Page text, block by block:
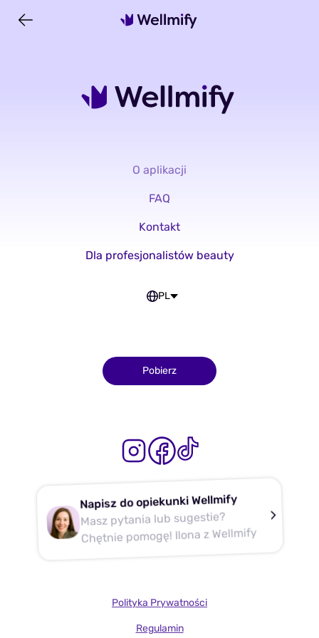
O aplikacji
FAQ
Kontakt
Dla profesjonalistów beauty
PL
Pobierz
Napisz do opiekunki Wellmify
Masz pytania lub sugestie?
Chętnie pomogę! Ilona z Wellmify
Polityka Prywatności
Regulamin